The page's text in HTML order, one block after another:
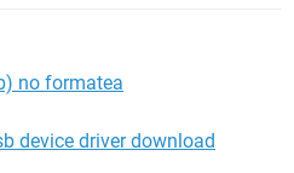
no formatea
device driver download